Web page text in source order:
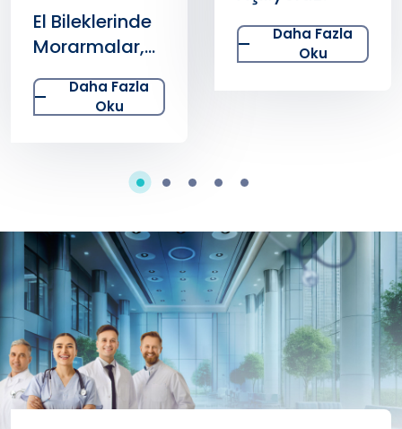
El Bileklerinde
Morarmalar,
Ezilme ve
Burkulma
Belirtisi Olabilir
Daha Fazla
Oku
Daha Fazla
Oku